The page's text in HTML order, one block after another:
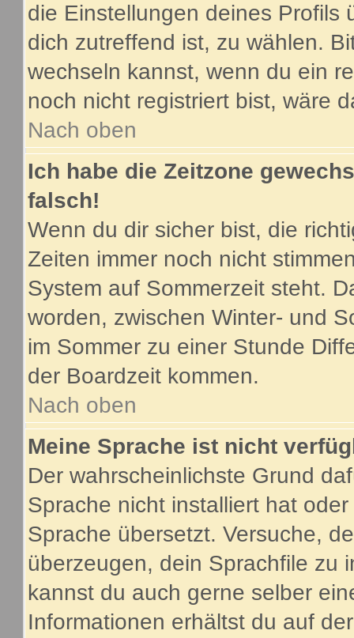
die Einstellungen deines Profils
dich zutreffend ist, zu wählen.
wechseln kannst, wenn du ein
noch nicht registriert bist, wäre
Nach oben
Ich habe die Zeitzone
falsch!
Wenn du dir sicher bist, die
Zeiten immer noch nicht
System auf Sommerzeit steht.
worden, zwischen Winter- und
im Sommer zu einer Stunde
der Boardzeit kommen.
Nach oben
Meine Sprache ist nicht
Der wahrscheinlichste Grund
Sprache nicht installiert hat
Sprache übersetzt. Versuche,
überzeugen, dein Sprachfile zu
kannst du auch gerne selber
Informationen erhältst du auf